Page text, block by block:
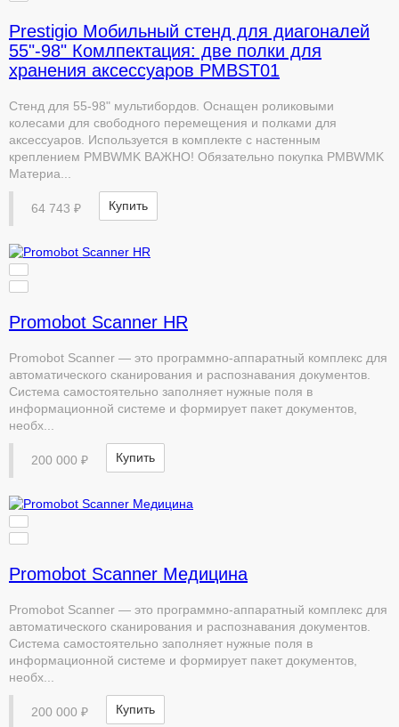
Prestigio Мобильный стенд для диагоналей
55"-98" Комлпектация: две полки для
хранения аксессуаров PMBST01
Стенд для 55-98" мультибордов. Оснащен роликовыми
колесами для свободного перемещения и полками для
аксессуаров. Используется в комплекте с настенным
креплением PMBWMK ВАЖНО! Обязательно покупка PMBWMK
Материа...
64 743 ₽ Купить
Promobot Scanner HR
Promobot Scanner — это программно-аппаратный комплекс для
автоматического сканирования и распознавания документов.
Система самостоятельно заполняет нужные поля в
информационной системе и формирует пакет документов,
необх...
200 000 ₽ Купить
Promobot Scanner Медицина
Promobot Scanner — это программно-аппаратный комплекс для
автоматического сканирования и распознавания документов.
Система самостоятельно заполняет нужные поля в
информационной системе и формирует пакет документов,
необх...
200 000 ₽ Купить